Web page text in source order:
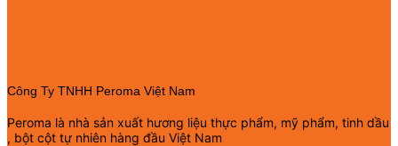
Công Ty TNHH Peroma Việt Nam
Peroma là nhà sản xuất hương liệu thực phẩm, mỹ phẩm, tinh dầu
, bột cột tự nhiên hàng đầu Việt Nam